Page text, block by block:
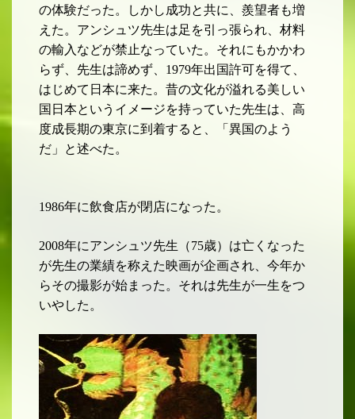
の体験だった。しかし成功と共に、羨望者も増
えた。アンシュツ先生は足を引っ張られ、材料
の輸入などが禁止なっていた。それにもかかわ
らず、先生は諦めず、 1979年出国許可を得て、
は じめて日本に来た。昔の文化が溢れる美しい
国日本というイメージを持っていた先生は、高
度成長期の東京に到着すると、「異国のよう
だ」と述べた。
1986年に飲食店が閉店になった。
2008年にアンシュツ先生（75歳）は亡くなった
が先生の業績を称えた映画が企画され、今年か
らその撮影が始まった。それは先生が一生をつ
いやした。